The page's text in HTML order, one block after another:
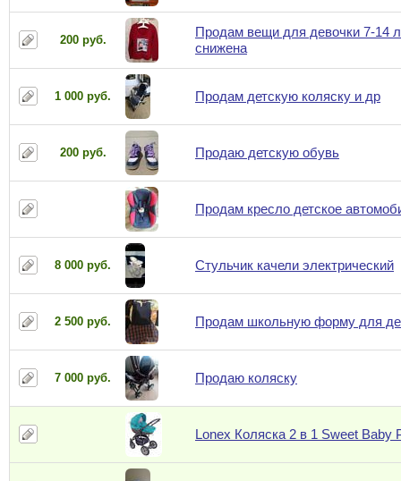
200 руб.
Продам вещи для девочки 7-14
снижена
1 000 руб. Продам детскую коляску и др
200 руб. Продаю детскую обувь
Продам кресло детское
8 000 руб. Стульчик качели электрический
2 500 руб. Продам школьную форму для
7 000 руб. Продаю коляску
Lonex Коляска 2 в 1 Sweet Baby